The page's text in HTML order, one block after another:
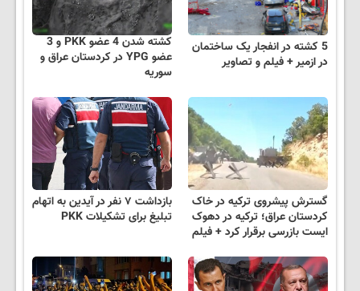
5 کشته در انفجار یک ساختمان
در ازمیر + فیلم و تصاویر
کشته شدن 4 عضو PKK و 3
عضو YPG در کردستان عراق و
سوریه
گسترش پیشروی ترکیه در خاک
کردستان عراق؛ ترکیه در دهوک
ایست بازرسی برقرار کرد + فیلم
بازداشت ۷ نفر در آیدین به اتهام
تبلیغ برای تشکیلات PKK